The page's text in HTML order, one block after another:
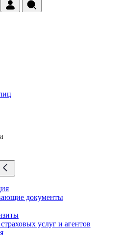
документы
услуг и агентов